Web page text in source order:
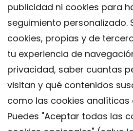
publicidad ni cookies para
seguimiento personalizado.
cookies, propias y de
tu experiencia de
privacidad, saber cuantas
visitan y qué contenidos
como las cookies analíticas
Puedes "Aceptar todas las